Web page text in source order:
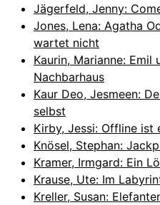
Jägerfeld, Jenny:
Jones, Lena: Agatha
wartet nicht
Kaurin, Marianne: Emil
Nachbarhaus
Kaur Deo, Jesmeen:
selbst
Kirby, Jessi: Offline ist
Knösel, Stephan:
Kramer, Irmgard: Ein
Krause, Ute: Im
Kreller, Susan: